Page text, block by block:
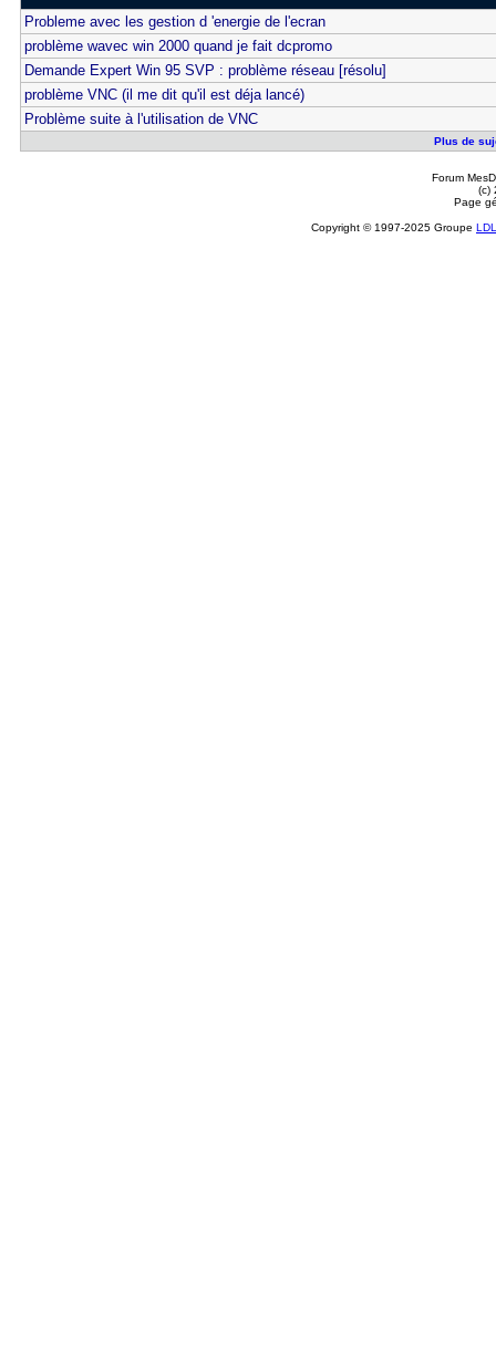
Probleme avec les gestion d 'energie de l'ecran
problème wavec win 2000 quand je fait dcpromo
Demande Expert Win 95 SVP : problème réseau [résolu]
problème VNC (il me dit qu'il est déja lancé)
Problème suite à l'utilisation de VNC
Plus de
Forum
(c)
Page
Copyright © 1997-2025 Groupe